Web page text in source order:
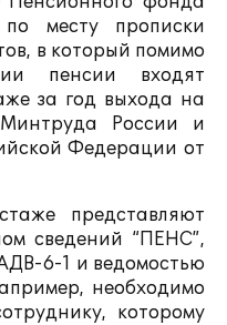
месту прописки
в который помимо
пенсии входят
за год выхода на
России и
Федерации от
представляют
сведений “ПЕНС”,
6-1 и ведомостью
необходимо
которому